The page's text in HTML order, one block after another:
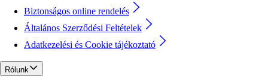
Biztonságos online rendelés
Általános Szerződési Feltételek
Adatkezelési és Cookie tájékoztató
Rólunk